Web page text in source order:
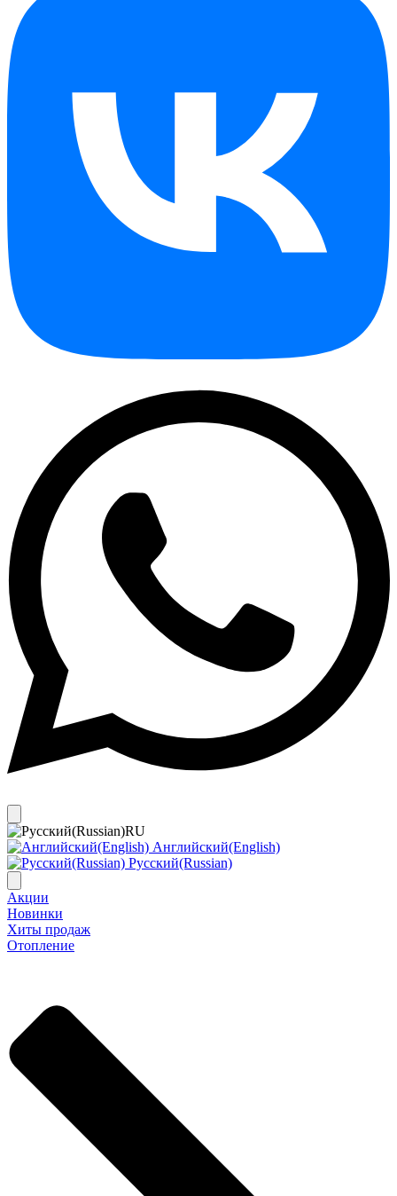
RU
Английский(English)
Русский(Russian)
Акции
Новинки
Хиты продаж
Отопление